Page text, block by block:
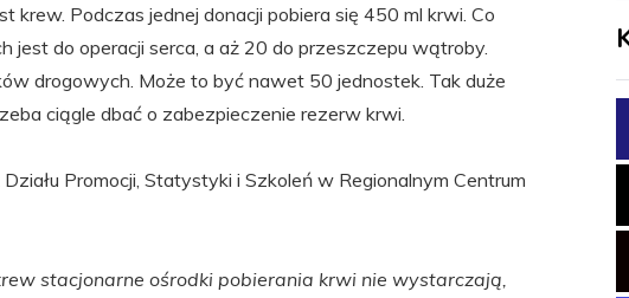
Podczas jednej donacji pobiera się 450 ml krwi. Co
jest do operacji serca, a aż 20 do przeszczepu wątroby.
drogowych. Może to być nawet 50 jednostek. Tak duże
ciągle dbać o zabezpieczenie rezerw krwi.
Promocji, Statystyki i Szkoleń w Regionalnym Centrum
stacjonarne ośrodki pobierania krwi nie wystarczają,